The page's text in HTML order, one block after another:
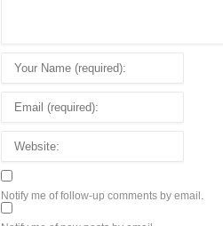
Notify me of follow-up comments by email.